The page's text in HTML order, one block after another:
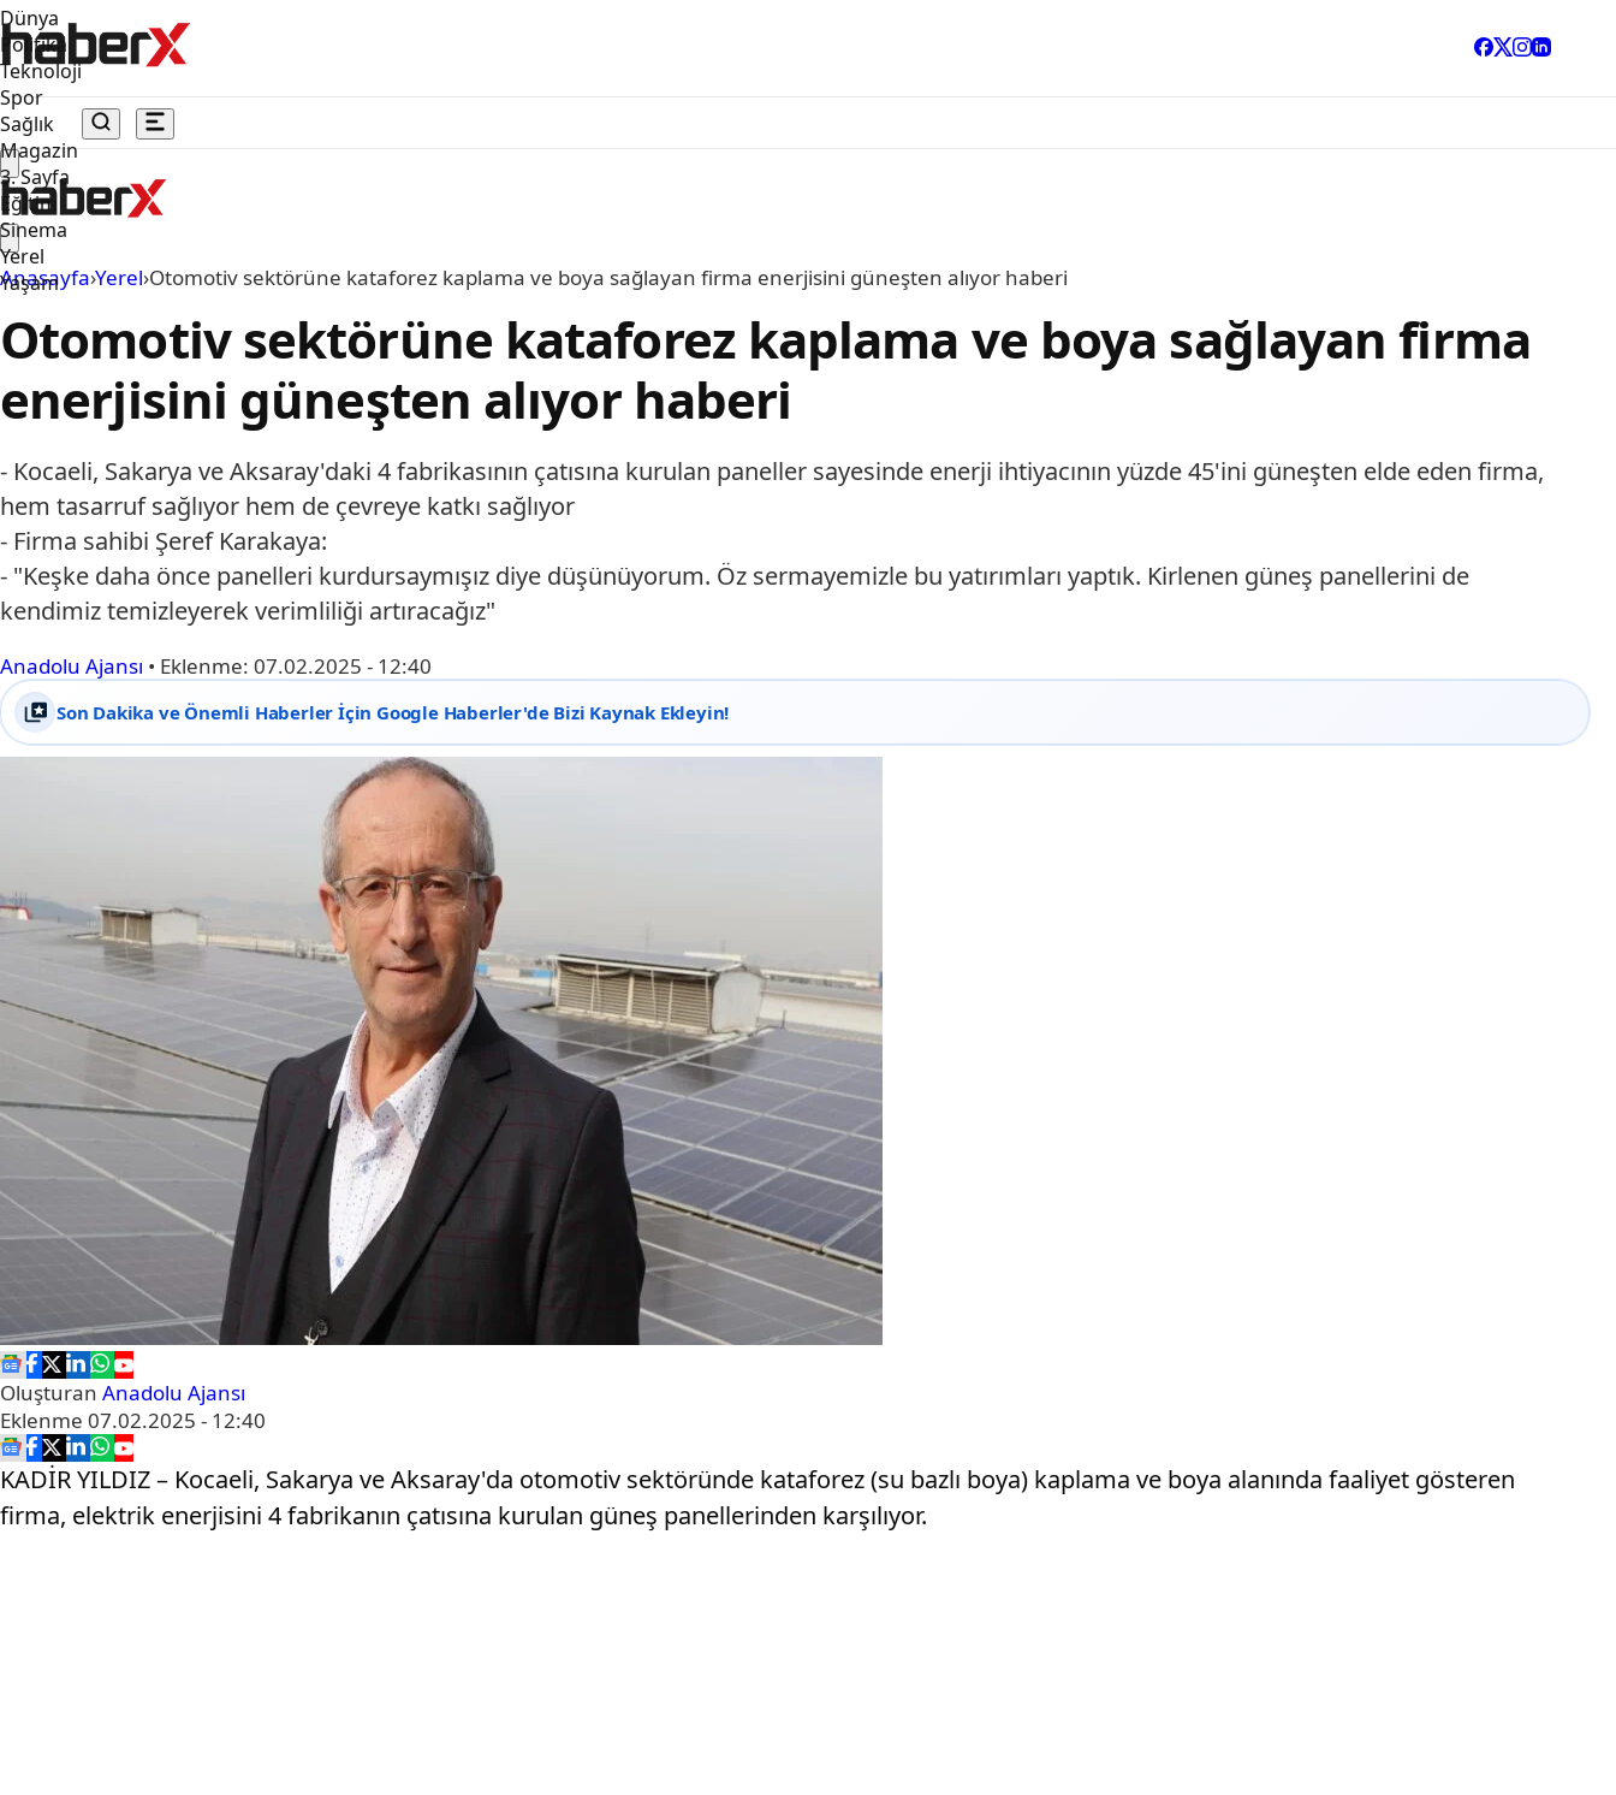
Dünya
Politika
Teknoloji
Spor
Sağlık
Magazin
3. Sayfa
Eğitim
Sinema
Yerel
Yaşam
Anasayfa›Yerel›Otomotiv sektörüne kataforez kaplama ve boya sağlayan firma enerjisini güneşten alıyor haberi
Otomotiv sektörüne kataforez kaplama ve boya sağlayan firma
enerjisini güneşten alıyor haberi
- Kocaeli, Sakarya ve Aksaray'daki 4 fabrikasının çatısına kurulan paneller sayesinde enerji ihtiyacının yüzde 45'ini güneşten elde eden firma,
hem tasarruf sağlıyor hem de çevreye katkı sağlıyor
- Firma sahibi Şeref Karakaya:
- "Keşke daha önce panelleri kurdursaymışız diye düşünüyorum. Öz sermayemizle bu yatırımları yaptık. Kirlenen güneş panellerini de
kendimiz temizleyerek verimliliği artıracağız"
Anadolu Ajansı • Eklenme: 07.02.2025 - 12:40
Son Dakika ve Önemli Haberler İçin Google Haberler'de Bizi Kaynak Ekleyin!
Oluşturan Anadolu Ajansı
Eklenme 07.02.2025 - 12:40
KADİR YILDIZ – Kocaeli, Sakarya ve Aksaray'da otomotiv sektöründe kataforez (su bazlı boya) kaplama ve boya alanında faaliyet gösteren
firma, elektrik enerjisini 4 fabrikanın çatısına kurulan güneş panellerinden karşılıyor.